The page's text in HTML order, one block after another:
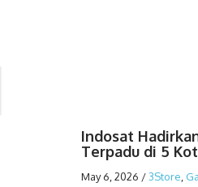
Indosat
Terpadu di 5
May 6, 2026 /3Store,